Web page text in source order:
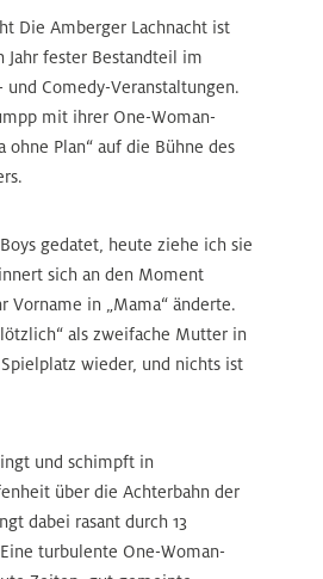
Die Amberger Lachnacht ist
fester Bestandteil im
und Comedy-Veranstaltungen.
mit ihrer One-Woman-
ohne Plan“ auf die Bühne des
gedatet, heute ziehe ich sie
sich an den Moment
Vorname in „Mama“ änderte.
als zweifache Mutter in
wieder, und nichts ist
und schimpft in
über die Achterbahn der
dabei rasant durch 13
turbulente One-Woman-